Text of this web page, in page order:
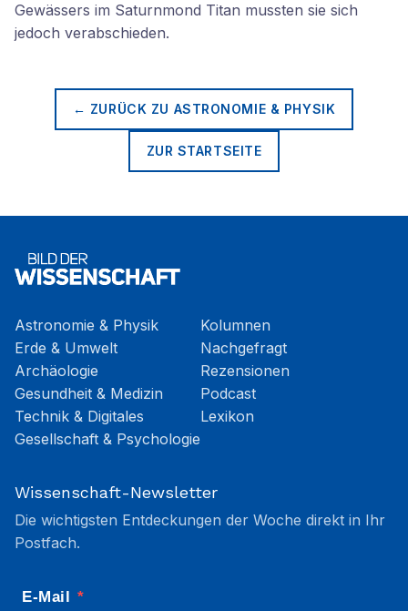
Gewässers im Saturnmond Titan mussten sie sich
jedoch verabschieden.
← ZURÜCK ZU ASTRONOMIE & PHYSIK
ZUR STARTSEITE
Astronomie & Physik
Erde & Umwelt
Archäologie
Gesundheit & Medizin
Technik & Digitales
Gesellschaft & Psychologie
Kolumnen
Nachgefragt
Rezensionen
Podcast
Lexikon
Wissenschaft-Newsletter
Die wichtigsten Entdeckungen der Woche direkt in Ihr
Postfach.